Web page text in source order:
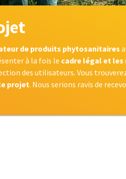
de produits phytosanitaires
à la fois le cadre légal et
des utilisateurs. Vous
projet. Nous serions ravis de